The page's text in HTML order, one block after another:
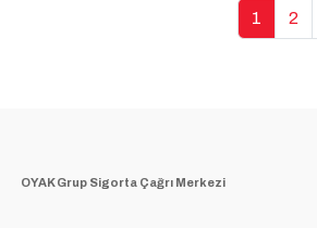
1 2
OYAK Grup Sigorta Çağrı Merkezi